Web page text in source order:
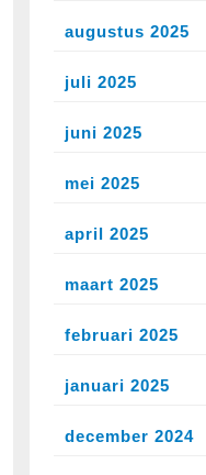
augustus 2025
juli 2025
juni 2025
mei 2025
april 2025
maart 2025
februari 2025
januari 2025
december 2024